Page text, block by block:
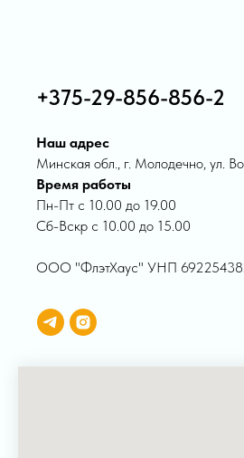
+375-29-856-856-2
Наш адрес
Минская обл., г. Молодечно, ул.
Время работы
Пн-Пт с 10.00 до 19.00
Сб-Вскр с 10.00 до 15.00
ООО "ФлэтХаус" УНП